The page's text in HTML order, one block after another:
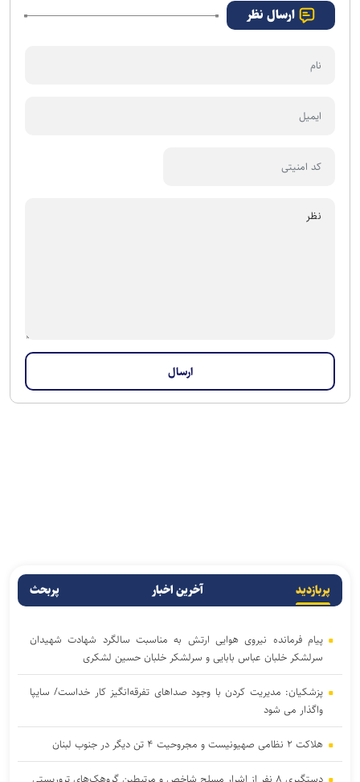
ارسال نظر
پربازدید آخرین اخبار پربحث
پیام فرمانده نیروی هوایی ارتش به مناسبت سالگرد شهادت شهیدان
سرلشکر خلبان عباس بابایی و سرلشکر خلبان حسین لشکری
پزشکیان: مدیریت کردن با وجود صداهای تفرقه‌انگیز کار خداست/ سایپا
واگذار می شود
هلاکت ۲ نظامی صهیونیست و مجروحیت ۴ تن دیگر در جنوب لبنان